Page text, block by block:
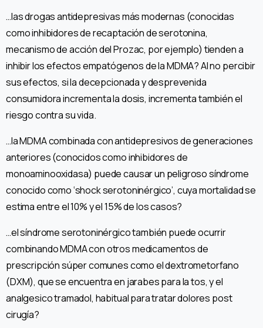
…las drogas antidepresivas más modernas (conocidas
como inhibidores de recaptación de serotonina,
mecanismo de acción del Prozac, por ejemplo) tienden a
inhibir los efectos empatógenos de la MDMA? Al no percibir
sus efectos, si la decepcionada y desprevenida
consumidora incrementa la dosis, incrementa también el
riesgo contra su vida.
…la MDMA combinada con antidepresivos de generaciones
anteriores (conocidos como inhibidores de
monoaminooxidasa) puede causar un peligroso síndrome
conocido como ‘shock serotoninérgico’, cuya mortalidad se
estima entre el 10% y el 15% de los casos?
…el síndrome serotoninérgico también puede ocurrir
combinando MDMA con otros medicamentos de
prescripción súper comunes como el dextrometorfano
(DXM), que se encuentra en jarabes para la tos, y el
analgesico tramadol, habitual para tratar dolores post
cirugía?